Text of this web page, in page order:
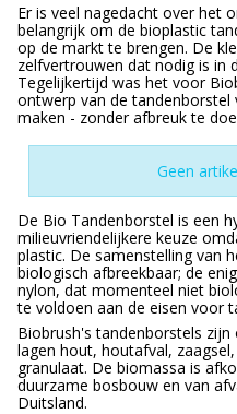
Er is veel nagedacht over het
belangrijk om de bioplastic
op de markt te brengen. De
zelfvertrouwen dat nodig is in
Tegelijkertijd was het voor
ontwerp van de
maken - zonder afbreuk te
Geen
De Bio Tandenborstel is een
milieuvriendelijkere keuze
plastic. De samenstelling van
biologisch afbreekbaar; de
nylon, dat momenteel niet
te voldoen aan de eisen voor
Biobrush's tandenborstels
lagen hout, houtafval,
granulaat. De biomassa is
duurzame bosbouw en van
Duitsland.